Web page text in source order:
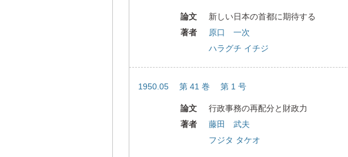
論文
新しい日本の首都に期待する
著者
原口 一次
ハラグチ イチジ
1950.05 第 41 巻 第 1 号
論文
行政事務の再配分と財政力
著者
藤田 武夫
フジタ タケオ